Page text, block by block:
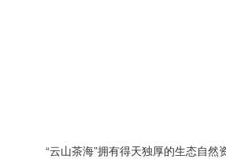
“云山茶海”拥有得天独厚的生态自